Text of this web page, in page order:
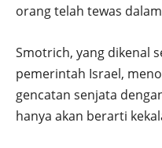
orang telah tewas
Smotrich, yang dikenal
pemerintah Israel,
gencatan senjata
hanya akan berarti